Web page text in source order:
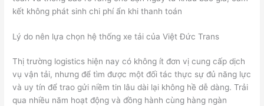
kết không phát sinh chi phí ẩn khi thanh toán
Lý do nên lựa chọn hệ thống xe tải của Việt Đức Trans
Thị trường logistics hiện nay có không ít đơn vị cung cấp dịch
vụ vận tải, nhưng để tìm được một đối tác thực sự đủ năng lực
và uy tín để trao gửi niềm tin lâu dài lại không hề dễ dàng. Trải
qua nhiều năm hoạt động và đồng hành cùng hàng ngàn